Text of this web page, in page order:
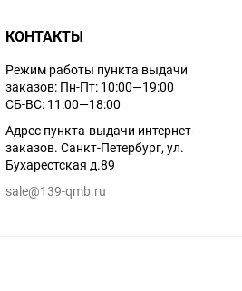
КОНТАКТЫ
Режим работы пункта выдачи
заказов: Пн-Пт: 10:00—19:00
СБ-ВС: 11:00—18:00
Адрес пункта-выдачи интернет-
заказов. Санкт-Петербург, ул.
Бухарестская д.89
sale@139-qmb.ru